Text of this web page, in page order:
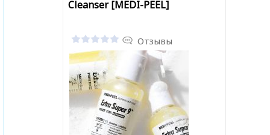
Cleanser [MEDI-PEEL]
Отзывы